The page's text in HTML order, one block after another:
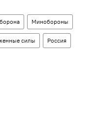
Минобороны
силы Россия